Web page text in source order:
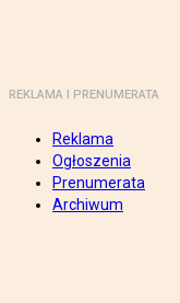
REKLAMA I PRENUMERATA
Reklama
Ogłoszenia
Prenumerata
Archiwum